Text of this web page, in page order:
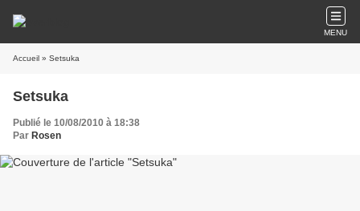
MENU
Accueil » Setsuka
Setsuka
Publié le 10/08/2010 à 18:38
Par Rosen